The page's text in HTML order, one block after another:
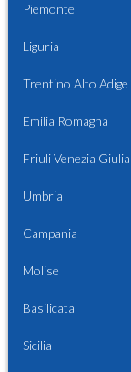
Piemonte
Liguria
Trentino Alto Adige
Emilia Romagna
Friuli Venezia Giulia
Umbria
Campania
Molise
Basilicata
Sicilia